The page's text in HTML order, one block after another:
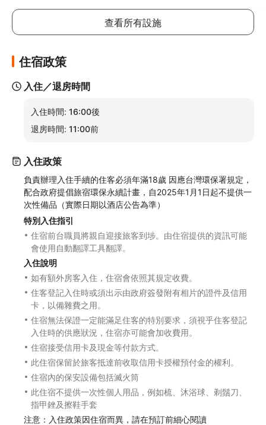
查看所有設施
住宿政策
入住／退房時間
入住時間: 16:00後
退房時間: 11:00前
入住政策
負責辦理入住手續的住客必須年滿18歲 因應台灣環保署規定，
配合政府提倡旅宿環保永續計畫，自2025年1月1日起不提供一
次性備品（實際日期以酒店公告為準）
特別入住指引
住宿前台職員將親自迎接旅客到埗。由住宿提供的資訊可能
會使用自動翻譯工具翻譯。
入住說明
如有額外房客入住，住宿會依照其規定收費。
住客登記入住時或須出示由政府簽發附有相片的證件及信用
卡，以備雜費之用。
住宿無法保證一定能滿足住客的特別要求，須視乎住客登記
入住時的供應狀況，住宿亦可能會加收費用。
住宿接受信用卡及現金等付款方式。
此住宿保留於旅客抵達前收取信用卡授權預付金的權利。
住宿內的保安設備包括滅火筒
此住宿不提供一次性個人用品，例如梳、沐浴球、剃鬚刀、
指甲銼及擦鞋手套
注意：入住政策因住宿而異，請在預訂前細心閱讀